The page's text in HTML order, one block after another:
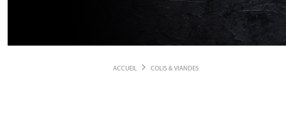
ACCUEIL COLIS & VIANDES